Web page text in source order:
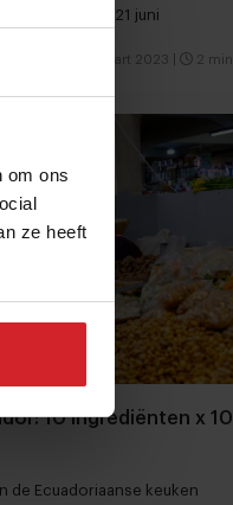
om ons
ze heeft
op 20 en 21 juni
9 maart 2023 2 min
10 ingrediënten x 10
de Ecuadoriaanse keuken